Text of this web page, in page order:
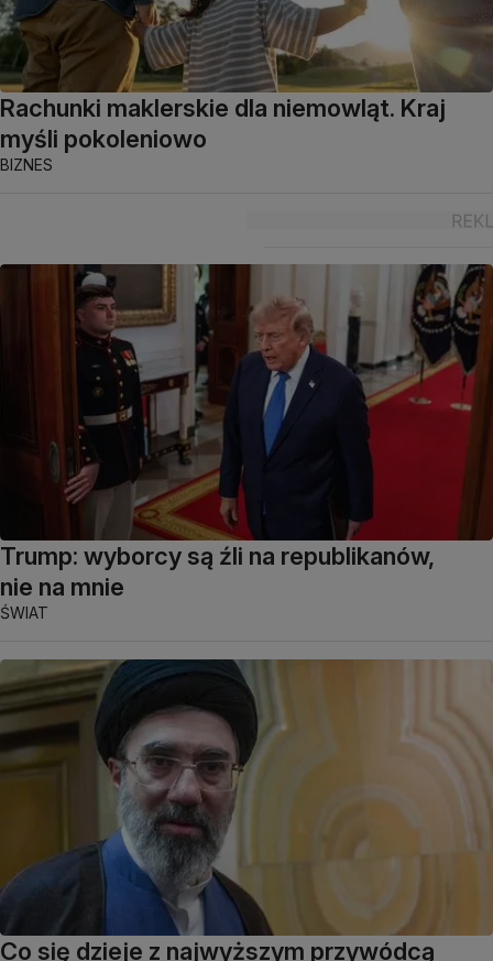
Rachunki maklerskie dla niemowląt. Kraj
myśli pokoleniowo
BIZNES
Trump: wyborcy są źli na republikanów,
nie na mnie
ŚWIAT
Co się dzieje z najwyższym przywódcą